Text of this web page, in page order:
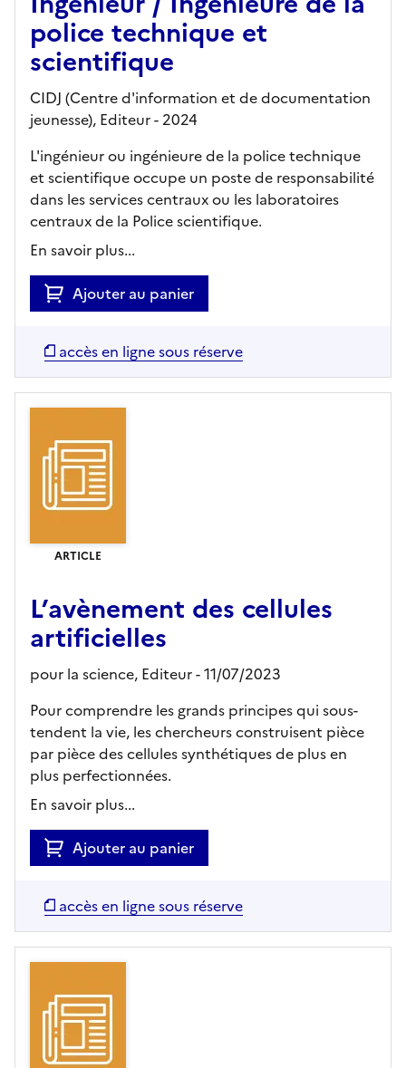
police technique et
scientifique
CIDJ (Centre d'information et de documentation
jeunesse), Editeur- 2024
L'ingénieur ou ingénieure de la police technique
et scientifique occupe un poste de responsabilité
dans les services centraux ou les laboratoires
centraux de la Police scientifique.
En savoir plus...
Ajouter au panier
accès en ligne sous réserve
ARTICLE
L’avènement des cellules
artificielles
pour la science, Editeur- 11/07/2023
Pour comprendre les grands principes qui sous-
tendent la vie, les chercheurs construisent pièce
par pièce des cellules synthétiques de plus en
plus perfectionnées.
En savoir plus...
Ajouter au panier
accès en ligne sous réserve